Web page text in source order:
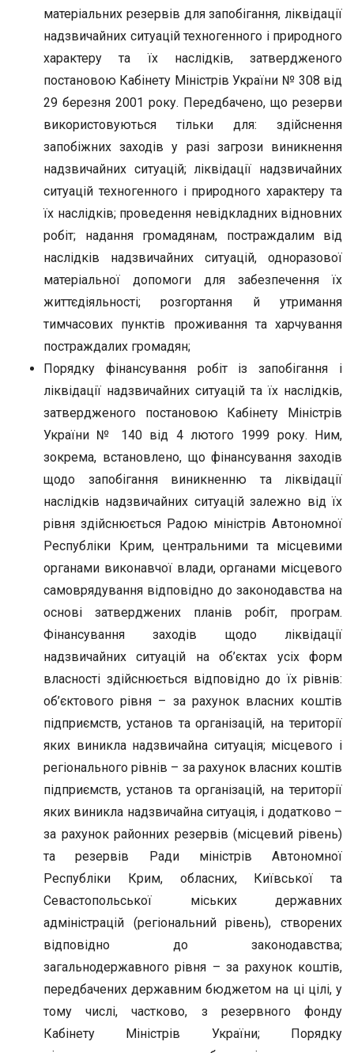
матеріальних резервів для запобігання, ліквідації
надзвичайних ситуацій техногенного і природного
характеру та їх наслідків, затвердженого
постановою Кабінету Міністрів України № 308 від
29 березня 2001 року. Передбачено, що резерви
використовуються тільки для: здійснення
запобіжних заходів у разі загрози виникнення
надзвичайних ситуацій; ліквідації надзвичайних
ситуацій техногенного і природного характеру та
їх наслідків; проведення невідкладних відновних
робіт; надання громадянам, постраждалим від
наслідків надзвичайних ситуацій, одноразової
матеріальної допомоги для забезпечення їх
життєдіяльності; розгортання й утримання
тимчасових пунктів проживання та харчування
постраждалих громадян;
Порядку фінансування робіт із запобігання і
ліквідації надзвичайних ситуацій та їх наслідків,
затвердженого постановою Кабінету Міністрів
України № 140 від 4 лютого 1999 року. Ним,
зокрема, встановлено, що фінансування заходів
щодо запобігання виникненню та ліквідації
наслідків надзвичайних ситуацій залежно від їх
рівня здійснюється Радою міністрів Автономної
Республіки Крим, центральними та місцевими
органами виконавчої влади, органами місцевого
самоврядування відповідно до законодавства на
основі затверджених планів робіт, програм.
Фінансування заходів щодо ліквідації
надзвичайних ситуацій на об’єктах усіх форм
власності здійснюється відповідно до їх рівнів:
об’єктового рівня – за рахунок власних коштів
підприємств, установ та організацій, на території
яких виникла надзвичайна ситуація; місцевого і
регіонального рівнів – за рахунок власних коштів
підприємств, установ та організацій, на території
яких виникла надзвичайна ситуація, і додатково –
за рахунок районних резервів (місцевий рівень)
та резервів Ради міністрів Автономної
Республіки Крим, обласних, Київської та
Севастопольської міських державних
адміністрацій (регіональний рівень), створених
відповідно до законодавства;
загальнодержавного рівня – за рахунок коштів,
передбачених державним бюджетом на ці цілі, у
тому числі, частково, з резервного фонду
Кабінету Міністрів України; Порядку